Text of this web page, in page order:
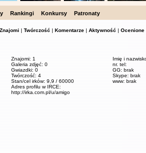
Rankingi Konkursy Patronaty
Znajomi | Twórczość | Komentarze | Aktywność | Ocenione
Znajomi: 1
Galeria zdjęć: 0
Gwiazdki: 0
Twórczość: 4
Stan/cel irków: 9,9 / 60000
Adres profilu w IRCE:
http://irka.com.pl/u/amigo
Imię i
nr. tel:
GG: brak
Skype: brak
www: brak